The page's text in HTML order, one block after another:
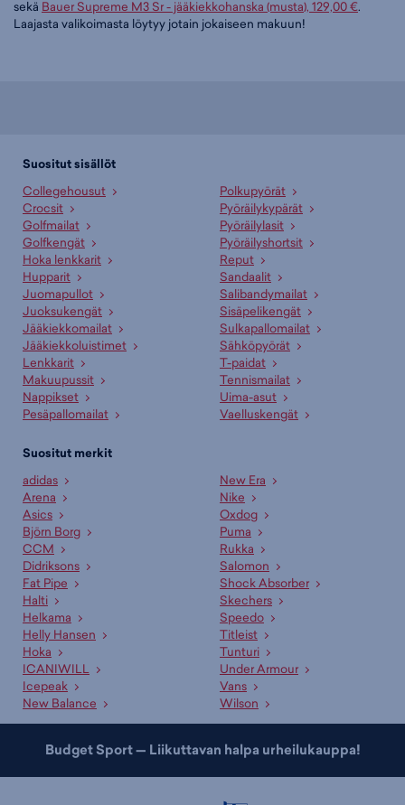
sekä Bauer Supreme M3 Sr - jääkiekkohanska (musta), 129,00 €.
Laajasta valikoimasta löytyy jotain jokaiseen makuun!
Suositut sisällöt
Collegehousut
Crocsit
Golfmailat
Golfkengät
Hoka lenkkarit
Hupparit
Juomapullot
Juoksukengät
Jääkiekkomailat
Jääkiekkoluistimet
Lenkkarit
Makuupussit
Nappikset
Pesäpallomailat
Polkupyörät
Pyöräilykypärät
Pyöräilylasit
Pyöräilyshortsit
Reput
Sandaalit
Salibandymailat
Sisäpelikengät
Sulkapallomailat
Sähköpyörät
T-paidat
Tennismailat
Uima-asut
Vaelluskengät
Suositut merkit
adidas
Arena
Asics
Björn Borg
CCM
Didriksons
Fat Pipe
Halti
Helkama
Helly Hansen
Hoka
ICANIWILL
Icepeak
New Balance
New Era
Nike
Oxdog
Puma
Rukka
Salomon
Shock Absorber
Skechers
Speedo
Titleist
Tunturi
Under Armour
Vans
Wilson
Budget Sport — Liikuttavan halpa urheilukauppa!